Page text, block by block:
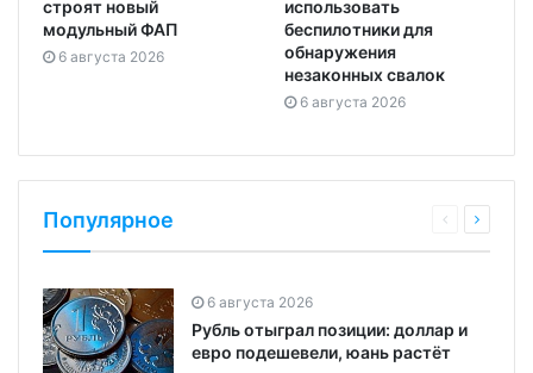
строят новый
модульный ФАП
6 августа 2026
использовать
беспилотники для
обнаружения
незаконных свалок
6 августа 2026
Популярное
6 августа 2026
Рубль отыграл позиции: доллар и
евро подешевели, юань растёт